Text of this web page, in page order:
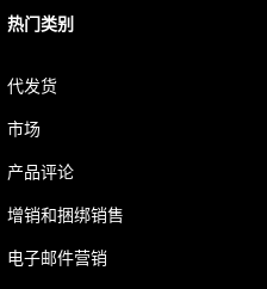
热门类别
代发货
市场
产品评论
增销和捆绑销售
电子邮件营销